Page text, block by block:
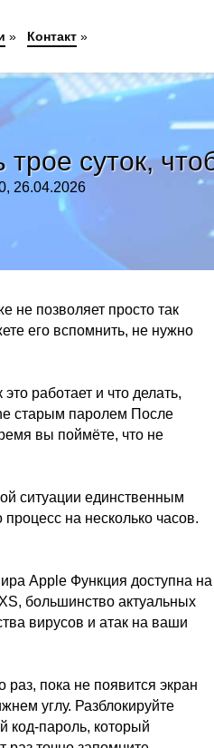
суток,
26.04.2026
не позволяет просто так
его вспомнить, не нужно
работает и что делать,
старым паролем После
вы поймёте, что не
ситуации единственным
на несколько часов.
Apple Функция доступна на
большинство актуальных
вирусов и атак на ваши
пока не появится экран
углу. Разблокируйте
пароль, который
» Контакт»